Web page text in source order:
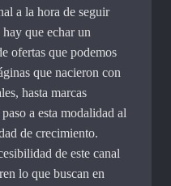
a la hora de seguir
que echar un
ofertas que podemos
que nacieron con
hasta marcas
a esta modalidad al
de crecimiento.
de este canal
lo que buscan en